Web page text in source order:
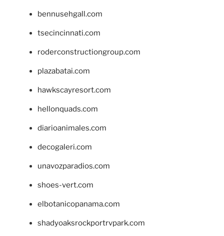
bennusehgall.com
tsecincinnati.com
roderconstructiongroup.com
plazabatai.com
hawkscayresort.com
hellonquads.com
diarioanimales.com
decogaleri.com
unavozparadios.com
shoes-vert.com
elbotanicopanama.com
shadyoaksrockportrvpark.com